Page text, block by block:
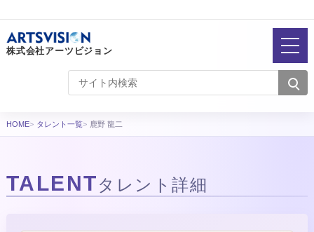
株式会社アーツビジョン
HOME タレント一覧 鹿野 龍二
TALENTタレント詳細